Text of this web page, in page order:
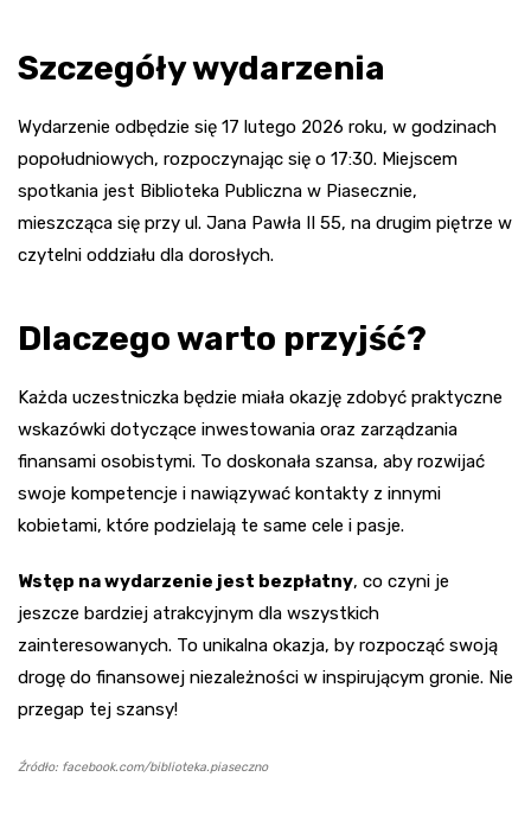
Szczegóły wydarzenia
Wydarzenie odbędzie się 17 lutego 2026 roku, w godzinach
popołudniowych, rozpoczynając się o 17:30. Miejscem
spotkania jest Biblioteka Publiczna w Piasecznie,
mieszcząca się przy ul. Jana Pawła II 55, na drugim piętrze w
czytelni oddziału dla dorosłych.
Dlaczego warto przyjść?
Każda uczestniczka będzie miała okazję zdobyć praktyczne
wskazówki dotyczące inwestowania oraz zarządzania
finansami osobistymi. To doskonała szansa, aby rozwijać
swoje kompetencje i nawiązywać kontakty z innymi
kobietami, które podzielają te same cele i pasje.
Wstęp na wydarzenie jest bezpłatny, co czyni je
jeszcze bardziej atrakcyjnym dla wszystkich
zainteresowanych. To unikalna okazja, by rozpocząć swoją
drogę do finansowej niezależności w inspirującym gronie. Nie
przegap tej szansy!
Źródło: facebook.com/biblioteka.piaseczno